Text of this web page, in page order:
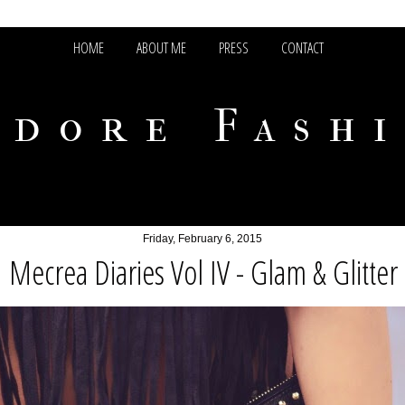
HOME ABOUT ME PRESS CONTACT
Friday, February 6, 2015
Mecrea Diaries Vol IV - Glam & Glitter